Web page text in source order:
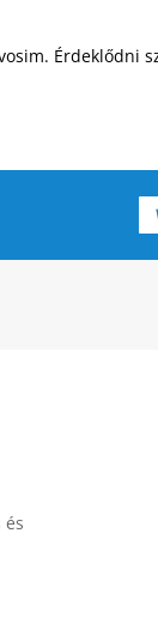
Érdeklődni
és